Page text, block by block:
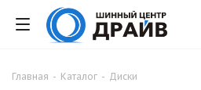
Главная - Каталог - Диски